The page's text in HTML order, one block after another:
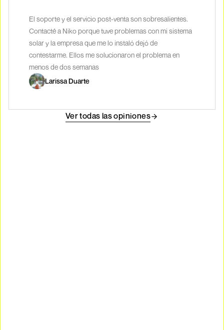
El soporte y el servicio post-venta son sobresalientes.
Contacté a Niko porque tuve problemas con mi sistema
solar y la empresa que me lo instaló dejó de
contestarme. Ellos me solucionaron el problema en
menos de dos semanas
Larissa Duarte
Ver todas las opiniones